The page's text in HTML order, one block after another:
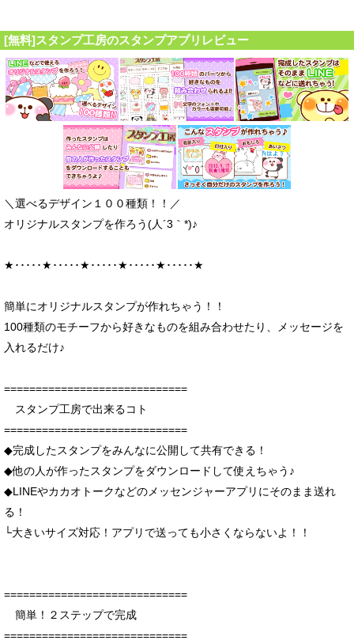
[無料]スタンプ工房のスタンプアプリレビュー
＼選べるデザイン１００種類！！／
オリジナルスタンプを作ろう(人´3｀*)♪
★･････★･････★･････★･････★･････★
簡単にオリジナルスタンプが作れちゃう！！
100種類のモチーフから好きなものを組み合わせたり、メッセージを
入れるだけ♪
=============================
スタンプ工房で出来るコト
=============================
◆完成したスタンプをみんなに公開して共有できる！
◆他の人が作ったスタンプをダウンロードして使えちゃう♪
◆LINEやカカオトークなどのメッセンジャーアプリにそのまま送れ
る！
└大きいサイズ対応！アプリで送っても小さくならないよ！！
=============================
簡単！２ステップで完成
=============================